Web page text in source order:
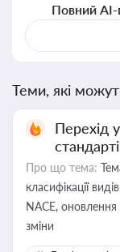
Повний AI-
Теми, які
Перехід
Про що тема:
класифікації
NACE,
зміни